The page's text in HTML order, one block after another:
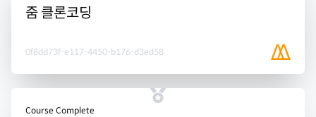
줌 클론코딩
0f8dd73f-e117-4450-b176-d3ed58
Course Complete